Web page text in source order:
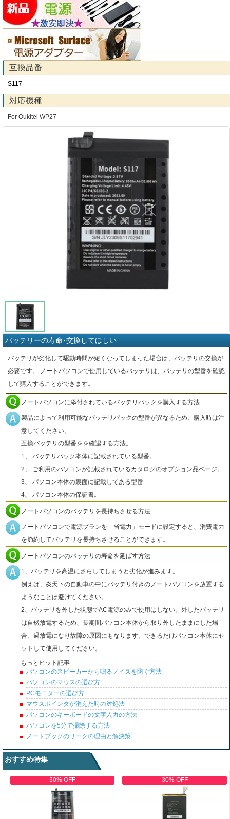
互換品番
S117
対応機種
For Oukitel WP27
バッテリーの寿命･交換してほしい
バッテリが劣化して駆動時間が短くなってしまった場合は、バッテリの交換が
必要です。 ノートパソコンで使用しているバッテリは、バッテリの型番を確認
して購入することができます。
ノートパソコンに添付されているバッテリパックを購入する方法
製品によって利用可能なバッテリパックの型番が異なるため、購入時は注
意してください。
互換バッテリの型番をを確認する方法。
1、 バッテリパック本体に記載されている型番。
2、 ご利用のパソコンが記載されているカタログのオプション品ページ。
3、 パソコン本体の裏面に記載してある型番
4、 パソコン本体の保証書。
ノートパソコンのバッテリを長持ちさせる方法
ノートパソコンで電源プランを「省電力」モードに設定すると、消費電力
を節約してバッテリを長持ちさせることができます。
ノートパソコンのバッテリの寿命を延ばす方法
1、バッテリを高温にさらしてしまうと劣化が進みます。
例えば、炎天下の自動車の中にバッテリ付きのノートパソコンを放置する
ようなことは避けてください。
2、バッテリを外した状態でAC電源のみで使用はしない。外したバッテリ
は自然放電するため、長期間パソコン本体から取り外したままにした場
合、過放電になり故障の原因にもなります。できるだけパソコン本体にセ
ットして使用してください。
もっとヒット記事
パソコンのスピーカーから鳴るノイズを防ぐ方法
パソコンのマウスの選び方
PCモニターの選び方
マウスポインタが消えた時の対処法
パソコンのキーボードの文字入力の方法
パソコンを5分で掃除する方法
ノートブックのリークの理由と解決策
おすすめ特集
30% OFF 30% OFF